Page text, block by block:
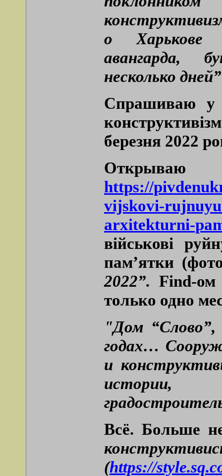
о Харькове
авангарда,
несколько
Спрашиваю у
березня 2022
Открываю
https://
vijskovi-
arxitekturni-
військові
пам’ятки
2022”. Find-ом
только одно
"Дом “Слово”,
годах…
и
Всё. Больше
(https://